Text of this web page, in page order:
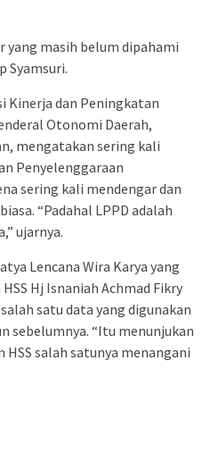
yang masih belum dipahami
Syamsuri.
Kinerja dan Peningkatan
Otonomi Daerah,
mengatakan sering kali
Penyelenggaraan
sering kali mendengar dan
“Padahal LPPD adalah
ujarnya.
Lencana Wira Karya yang
Hj Isnaniah Achmad Fikry
satu data yang digunakan
sebelumnya. “Itu menunjukan
salah satunya menangani